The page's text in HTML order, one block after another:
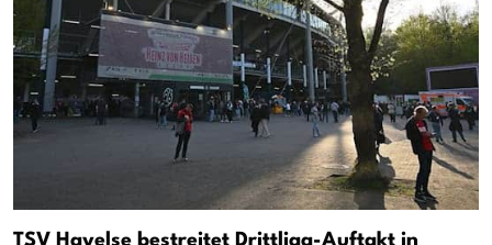
TSV Havelse bestreitet Drittliga-Auftakt in